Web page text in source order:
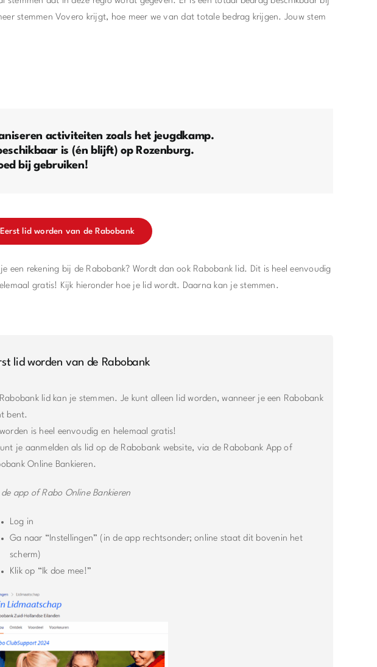
stemmen Vovero krijgt, hoe meer we van dat totale bedrag krijgen. Jouw stem
activiteiten zoals het jeugdkamp.
is (én blijft) op Rozenburg.
bij gebruiken!
Eerst lid worden van de Rabobank
je een rekening bij de Rabobank? Wordt dan ook Rabobank lid. Dit is heel eenvoudig
gratis! Kijk hieronder hoe je lid wordt. Daarna kan je stemmen.
lid worden van de Rabobank
lid kan je stemmen. Je kunt alleen lid worden, wanneer je een Rabobank
bent.
is heel eenvoudig en helemaal gratis!
je aanmelden als lid op de Rabobank website, via de Rabobank App of
Online Bankieren.
de app of Rabo Online Bankieren
Log in
Ga naar “Instellingen” (in de app rechtsonder; online staat dit bovenin het
scherm)
Klik op “Ik doe mee!”